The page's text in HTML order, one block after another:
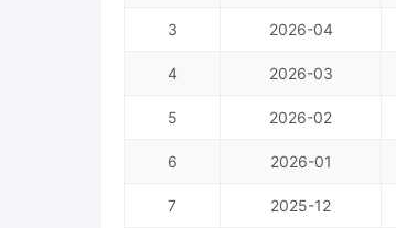
3 2026-04
4 2026-03
5 2026-02
6 2026-01
7 2025-12